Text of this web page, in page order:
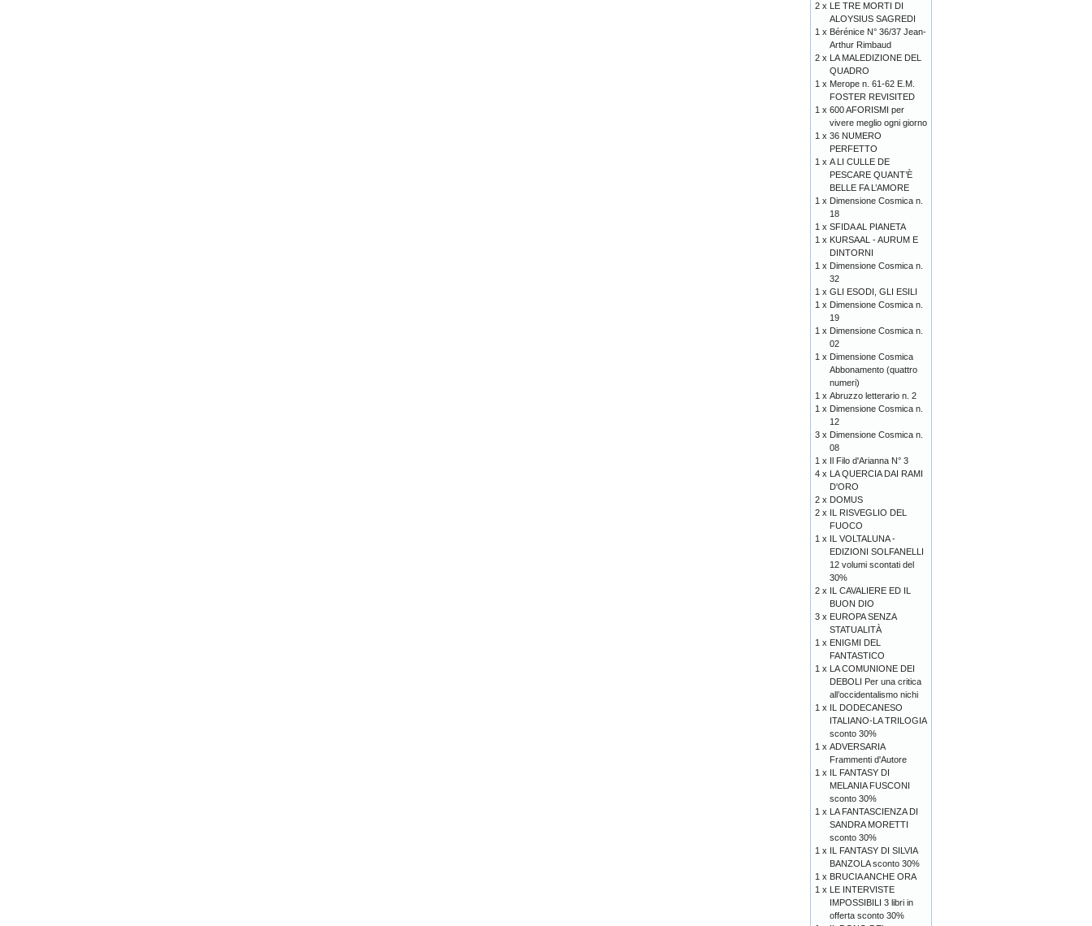
2 x LE TRE MORTI DI
ALOYSIUS SAGREDI
1 x Bérénice N° 36/37 Jean-
Arthur Rimbaud
2 x LA MALEDIZIONE DEL
QUADRO
1 x Merope n. 61-62 E.M.
FOSTER REVISITED
1 x 600 AFORISMI per
vivere meglio ogni giorno
1 x 36 NUMERO
PERFETTO
1 x A LI CULLE DE
PESCARE QUANT’È
BELLE FA L’AMORE
1 x Dimensione Cosmica n.
18
1 x SFIDA AL PIANETA
1 x KURSAAL - AURUM E
DINTORNI
1 x Dimensione Cosmica n.
32
1 x GLI ESODI, GLI ESILI
1 x Dimensione Cosmica n.
19
1 x Dimensione Cosmica n.
02
1 x Dimensione Cosmica
Abbonamento (quattro
numeri)
1 x Abruzzo letterario n. 2
1 x Dimensione Cosmica n.
12
3 x Dimensione Cosmica n.
08
1 x Il Filo d'Arianna N° 3
4 x LA QUERCIA DAI RAMI
D'ORO
2 x DOMUS
2 x IL RISVEGLIO DEL
FUOCO
1 x IL VOLTALUNA -
EDIZIONI SOLFANELLI
12 volumi scontati del
30%
2 x IL CAVALIERE ED IL
BUON DIO
3 x EUROPA SENZA
STATUALITÀ
1 x ENIGMI DEL
FANTASTICO
1 x LA COMUNIONE DEI
DEBOLI Per una critica
all’occidentalismo nichi
1 x IL DODECANESO
ITALIANO-LA TRILOGIA
sconto 30%
1 x ADVERSARIA
Frammenti d'Autore
1 x IL FANTASY DI
MELANIA FUSCONI
sconto 30%
1 x LA FANTASCIENZA DI
SANDRA MORETTI
sconto 30%
1 x IL FANTASY DI SILVIA
BANZOLA sconto 30%
1 x BRUCIA ANCHE ORA
1 x LE INTERVISTE
IMPOSSIBILI 3 libri in
offerta sconto 30%